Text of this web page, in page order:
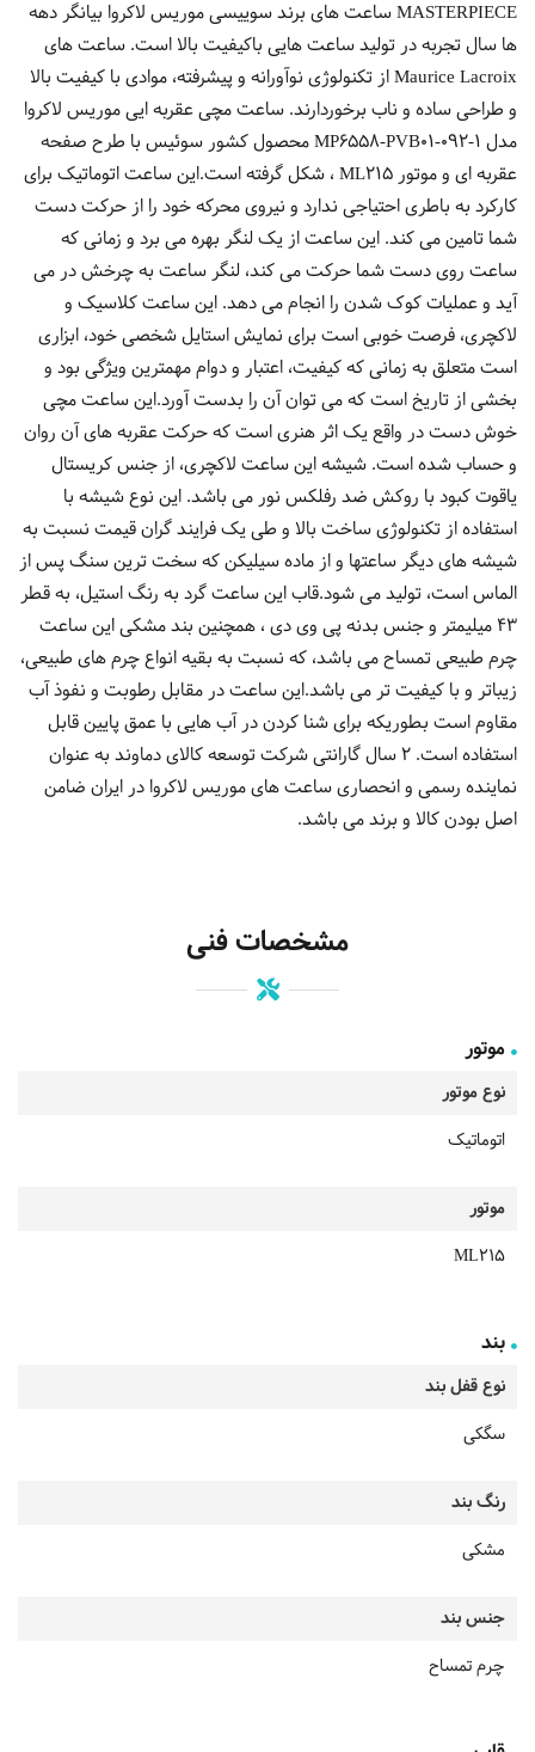
MASTERPIECE ساعت های برند سوییسی موریس لاکروا بیانگر دهه
ها سال تجربه در تولید ساعت هایی باکیفیت بالا است. ساعت های
Maurice Lacroix از تکنولوژی نوآورانه و پیشرفته، موادی با کیفیت بالا
و طراحی ساده و ناب برخوردارند. ساعت مچی عقربه ایی موریس لاكروا
مدل MP6558-PVB01-092-1 محصول کشور سوئیس با طرح صفحه
عقربه ای و موتور ML215 ، شکل گرفته است.این ساعت اتوماتیک برای
کارکرد به باطری احتیاجی ندارد و نیروی محرکه خود را از حرکت دست
شما تامین می کند. این ساعت از یک لنگر بهره می برد و زمانی که
ساعت روی دست شما حرکت می کند، لنگر ساعت به چرخش در می
آید و عملیات کوک شدن را انجام می دهد. این ساعت کلاسیک و
لاکچری، فرصت خوبی است برای نمایش استایل شخصی خود، ابزاری
است متعلق به زمانی که کیفیت، اعتبار و دوام مهمترین ویژگی بود و
بخشی از تاریخ است که می توان آن را بدست آورد.این ساعت مچی
خوش دست در واقع یک اثر هنری است که حرکت عقربه های آن روان
و حساب شده است. شیشه این ساعت لاکچری، از جنس کریستال
یاقوت کبود با روکش ضد رفلکس نور می باشد. این نوع شیشه با
استفاده از تکنولوژی ساخت بالا و طی یک فرایند گران قیمت نسبت به
شیشه های دیگر ساعتها و از ماده سیلیکن که سخت ترین سنگ پس از
الماس است، تولید می شود.قاب این ساعت گرد به رنگ استیل، به قطر
43 میلیمتر و جنس بدنه پی وی دی ، همچنین بند مشکی این ساعت
چرم طبیعی تمساح می باشد، که نسبت به بقیه انواع چرم های طبیعی،
زیباتر و با کیفیت تر می باشد.این ساعت در مقابل رطوبت و نفوذ آب
مقاوم است بطوریکه برای شنا کردن در آب هایی با عمق پایین قابل
استفاده است. 2 سال گارانتی شرکت توسعه کالای دماوند به عنوان
نماینده رسمی و انحصاری ساعت های موریس لاکروا در ایران ضامن
اصل بودن کالا و برند می باشد.
مشخصات فنی
موتور
نوع موتور
اتوماتیک
موتور
ML215
بند
نوع قفل بند
سگکی
رنگ بند
مشکی
جنس بند
چرم تمساح